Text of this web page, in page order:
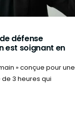
défense
est soignant en
» conçue pour une
3 heures qui